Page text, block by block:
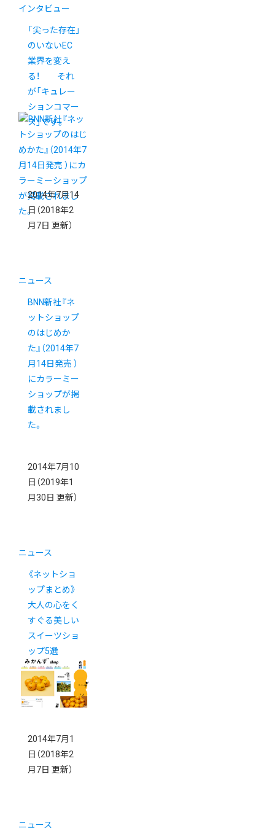
インタビュー
「尖った存在」
のいないEC
業界を変え
る！ それ
が「キュレー
ションコマー
ス」です。
2014年7月14
日 （2018年2
月7日 更新）
ニュース
BNN新社『ネ
ットショップ
のはじめか
た』（2014年7
月14日発売 ）
にカラーミー
ショップが掲
載されまし
た。
2014年7月10
日 （2019年1
月30日 更新）
ニュース
《ネットショ
ップまとめ》
大人の心をく
すぐる美しい
スイーツショ
ップ5選
2014年7月1
日 （2018年2
月7日 更新）
ニュース